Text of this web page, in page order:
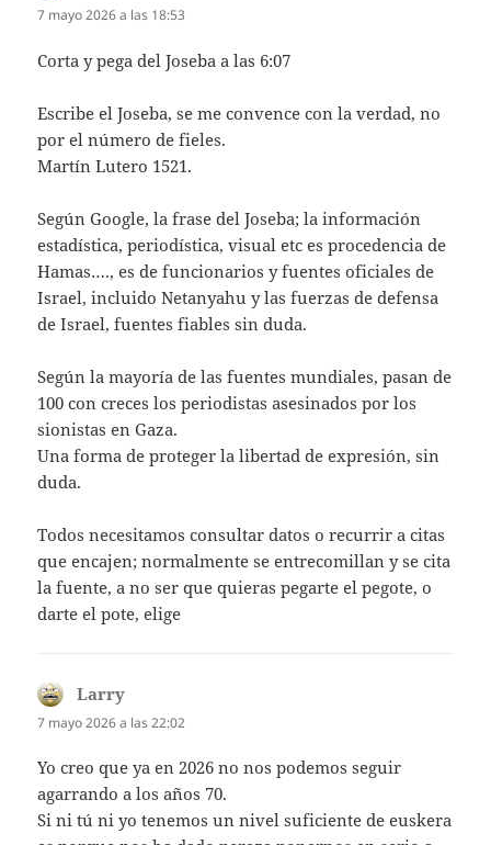
7 mayo 2026 a las 18:53
Corta y pega del Joseba a las 6:07
Escribe el Joseba, se me convence con la verdad, no
por el número de fieles.
Martín Lutero 1521.
Según Google, la frase del Joseba; la información
estadística, periodística, visual etc es procedencia de
Hamas…., es de funcionarios y fuentes oficiales de
Israel, incluido Netanyahu y las fuerzas de defensa
de Israel, fuentes fiables sin duda.
Según la mayoría de las fuentes mundiales, pasan de
100 con creces los periodistas asesinados por los
sionistas en Gaza.
Una forma de proteger la libertad de expresión, sin
duda.
Todos necesitamos consultar datos o recurrir a citas
que encajen; normalmente se entrecomillan y se cita
la fuente, a no ser que quieras pegarte el pegote, o
darte el pote, elige
Larry
7 mayo 2026 a las 22:02
Yo creo que ya en 2026 no nos podemos seguir
agarrando a los años 70.
Si ni tú ni yo tenemos un nivel suficiente de euskera